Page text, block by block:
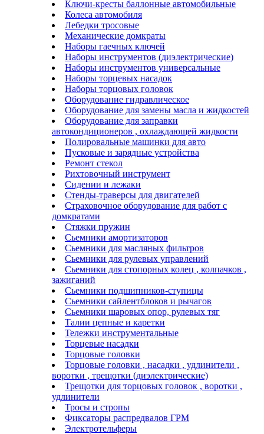
Ключи-кресты баллонные автомобильные
Колеса автомобиля
Лебедки тросовые
Механические домкраты
Наборы гаечных ключей
Наборы инструментов (диэлектрические)
Наборы инструментов универсальные
Наборы торцевых насадок
Наборы торцовых головок
Оборудование гидравлическое
Оборудование для замены масла и жидкостей
Оборудование для заправки
автокондиционеров , охлаждающей жидкости
Полировальные машинки для авто
Пусковые и зарядные устройства
Ремонт стекол
Рихтовочный инструмент
Сидении и лежаки
Стенды-траверсы для двигателей
Страховочное оборудование для работ с
домкратами
Стяжки пружин
Сьемники амортизаторов
Сьемники для масляных фильтров
Сьемники для рулевых управлений
Сьемники для стопорных колец , колпачков ,
зажиганий
Сьемники подшипников-ступицы
Сьемники сайлентблоков и рычагов
Сьемники шаровых опор, рулевых тяг
Талии цепные и каретки
Тележки инструментальные
Торцевые насадки
Торцовые головки
Торцовые головки , насадки , удлинители ,
воротки , трещотки (диэлектрические)
Трещотки для торцовых головок , воротки ,
удлинители
Тросы и стропы
Фиксаторы распредвалов ГРМ
Электротельферы